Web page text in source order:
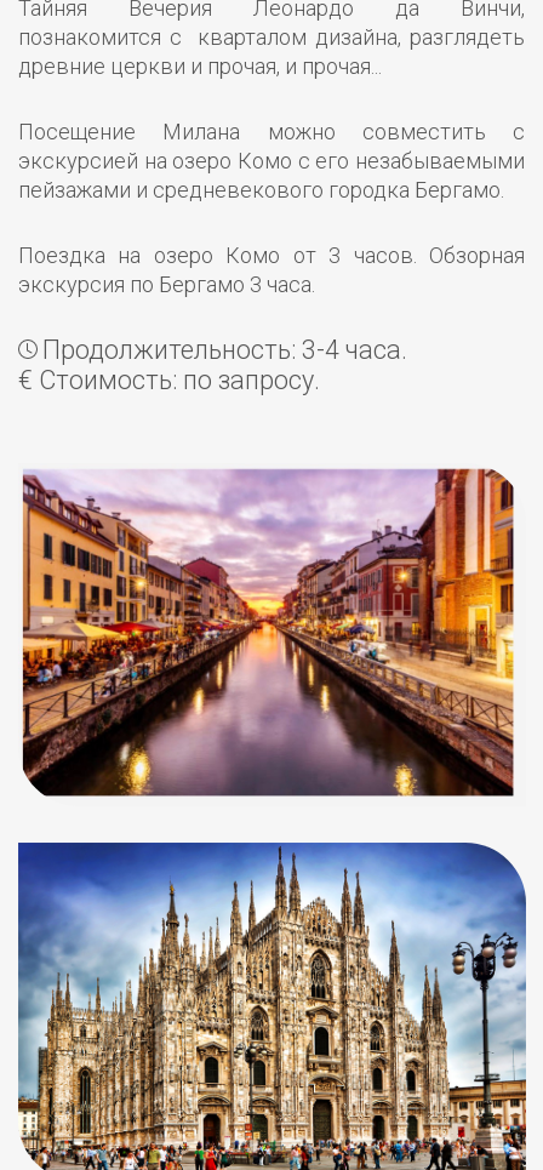
Тайняя Вечерия Леонардо да Винчи,
познакомится с кварталом дизайна, разглядеть
древние церкви и прочая, и прочая...
Посещение Милана можно совместить с
экскурсией на озеро Комо с его незабываемыми
пейзажами и средневекового городка Бергамо.
Поездка на озеро Комо от 3 часов. Обзорная
экскурсия по Бергамо 3 часа.
Продолжительность: 3-4 часа.
€ Стоимость: по запросу.